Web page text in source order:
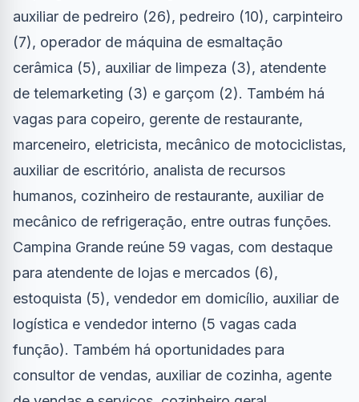
auxiliar de pedreiro (26), pedreiro (10), carpinteiro
(7), operador de máquina de esmaltação
cerâmica (5), auxiliar de limpeza (3), atendente
de telemarketing (3) e garçom (2). Também há
vagas para copeiro, gerente de restaurante,
marceneiro, eletricista, mecânico de motociclistas,
auxiliar de escritório, analista de recursos
humanos, cozinheiro de restaurante, auxiliar de
mecânico de refrigeração, entre outras funções.
Campina Grande reúne 59 vagas, com destaque
para atendente de lojas e mercados (6),
estoquista (5), vendedor em domicílio, auxiliar de
logística e vendedor interno (5 vagas cada
função). Também há oportunidades para
consultor de vendas, auxiliar de cozinha, agente